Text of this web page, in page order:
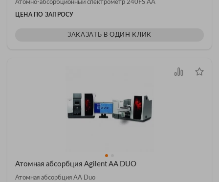
Атомно-абсорбционный спектрометр 240FS AA
ЦЕНА ПО ЗАПРОСУ
ЗАКАЗАТЬ В ОДИН КЛИК
Атомная абсорбция Agilent AA DUO
Атомная абсорбция AA Duo